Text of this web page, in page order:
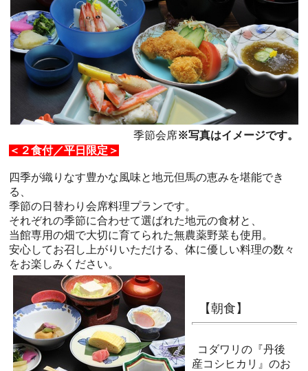
季節会席※写真はイメージです。
＜２食付／平日限定＞
四季が織りなす豊かな風味と地元但馬の恵みを堪能でき
る、
季節の日替わり会席料理プランです。
それぞれの季節に合わせて選ばれた地元の食材と、
当館専用の畑で大切に育てられた無農薬野菜も使用。
安心してお召し上がりいただける、体に優しい料理の数々
をお楽しみください。
【朝食】
コダワリの『丹後
産コシヒカリ』のお